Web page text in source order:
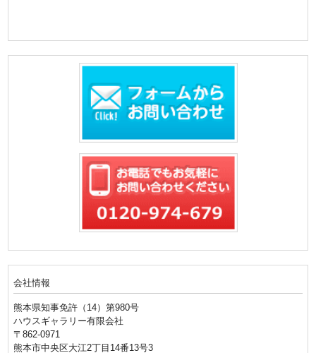
会社情報
熊本県知事免許（14）第980号
ハウスギャラリー有限会社
〒862-0971
熊本市中央区大江2丁目14番13号3